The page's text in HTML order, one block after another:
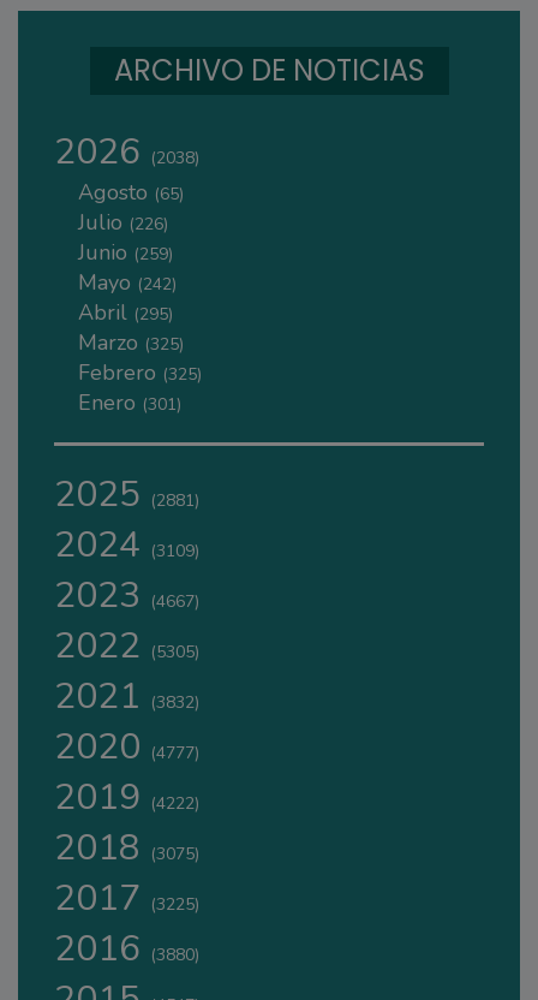
ARCHIVO DE NOTICIAS
2026 (2038)
Agosto (65)
Julio (226)
Junio (259)
Mayo (242)
Abril (295)
Marzo (325)
Febrero (325)
Enero (301)
2025 (2881)
2024 (3109)
2023 (4667)
2022 (5305)
2021 (3832)
2020 (4777)
2019 (4222)
2018 (3075)
2017 (3225)
2016 (3880)